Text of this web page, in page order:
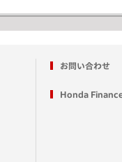
お問い合わせ
Honda